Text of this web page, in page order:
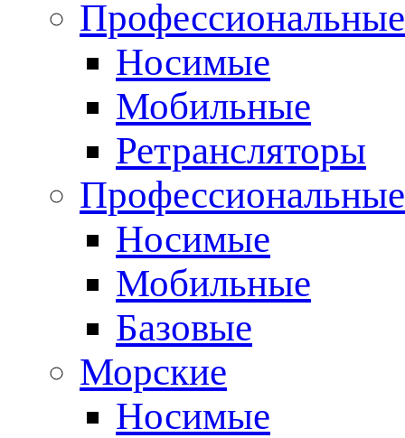
Носимые
Мобильные
Ретрансляторы
Носимые
Мобильные
Базовые
Морские
Носимые